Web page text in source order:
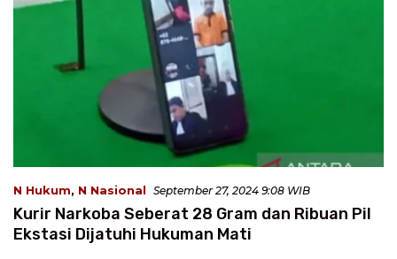
N Hukum, N Nasional September 27, 2024 9:08 WIB
Kurir Narkoba Seberat 28 Gram dan Ribuan Pil
Ekstasi Dijatuhi Hukuman Mati